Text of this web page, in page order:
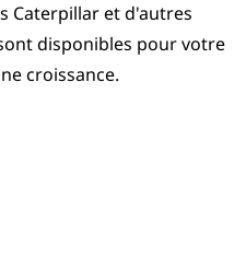
Caterpillar et d'autres
disponibles pour votre
croissance.